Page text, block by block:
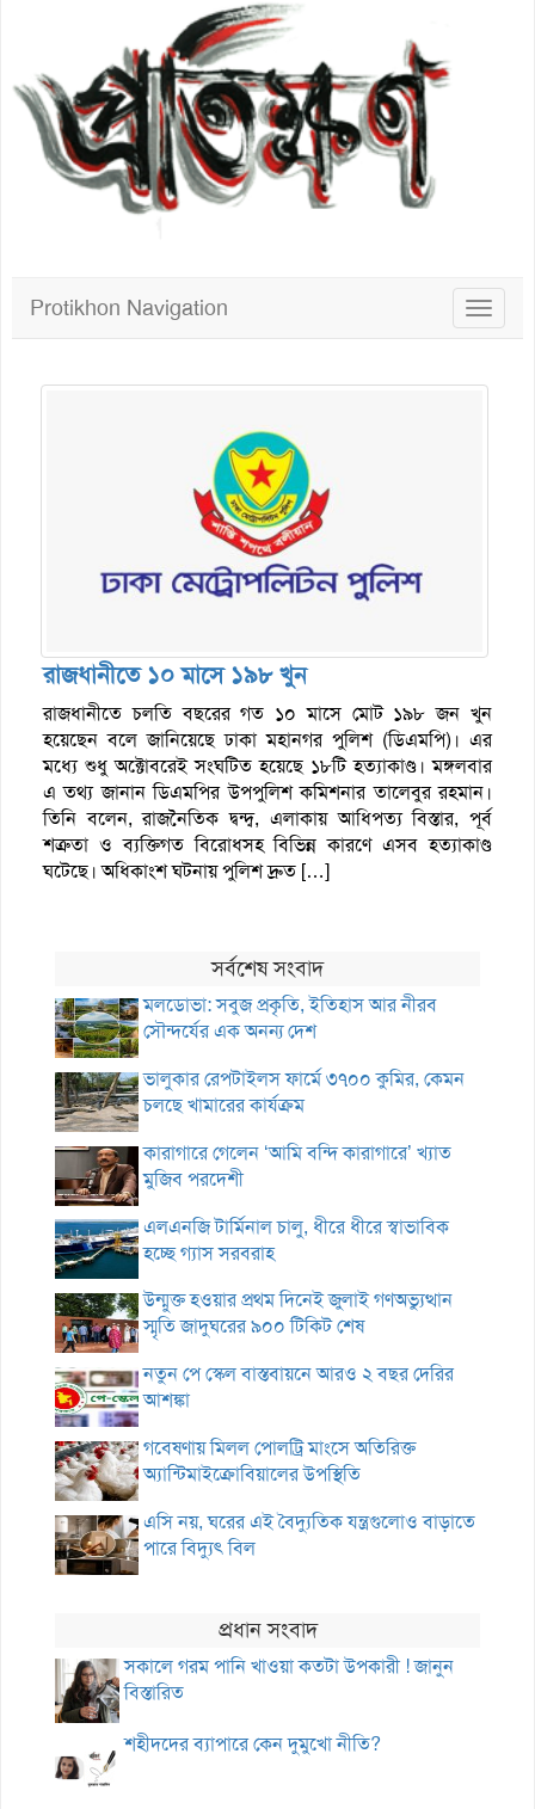
Toggle
Protikhon Navigation
রাজধানীতে ১০ মাসে ১৯৮ খুন
রাজধানীতে চলতি বছরের গত ১০ মাসে মোট ১৯৮ জন খুন
হয়েছেন বলে জানিয়েছে ঢাকা মহানগর পুলিশ (ডিএমপি)। এর
মধ্যে শুধু অক্টোবরেই সংঘটিত হয়েছে ১৮টি হত্যাকাণ্ড। মঙ্গলবার
এ তথ্য জানান ডিএমপির উপপুলিশ কমিশনার তালেবুর রহমান।
তিনি বলেন, রাজনৈতিক দ্বন্দ্ব, এলাকায় আধিপত্য বিস্তার, পূর্ব
শত্রুতা ও ব্যক্তিগত বিরোধসহ বিভিন্ন কারণে এসব হত্যাকাণ্ড
ঘটেছে। অধিকাংশ ঘটনায় পুলিশ দ্রুত […]
সর্বশেষ সংবাদ
মলডোভা: সবুজ প্রকৃতি, ইতিহাস আর নীরব
সৌন্দর্যের এক অনন্য দেশ
ভালুকার রেপটাইলস ফার্মে ৩৭০০ কুমির, কেমন
চলছে খামারের কার্যক্রম
কারাগারে গেলেন ‘আমি বন্দি কারাগারে’ খ্যাত
মুজিব পরদেশী
এলএনজি টার্মিনাল চালু, ধীরে ধীরে স্বাভাবিক
হচ্ছে গ্যাস সরবরাহ
উন্মুক্ত হওয়ার প্রথম দিনেই জুলাই গণঅভ্যুত্থান
স্মৃতি জাদুঘরের ৯০০ টিকিট শেষ
নতুন পে স্কেল বাস্তবায়নে আরও ২ বছর দেরির
আশঙ্কা
গবেষণায় মিলল পোলট্রি মাংসে অতিরিক্ত
অ্যান্টিমাইক্রোবিয়ালের উপস্থিতি
এসি নয়, ঘরের এই বৈদ্যুতিক যন্ত্রগুলোও বাড়াতে
পারে বিদ্যুৎ বিল
প্রধান সংবাদ
সকালে গরম পানি খাওয়া কতটা উপকারী ! জানুন
বিস্তারিত
শহীদদের ব্যাপারে কেন দুমুখো নীতি?